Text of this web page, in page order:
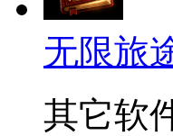
无限旅
其它软